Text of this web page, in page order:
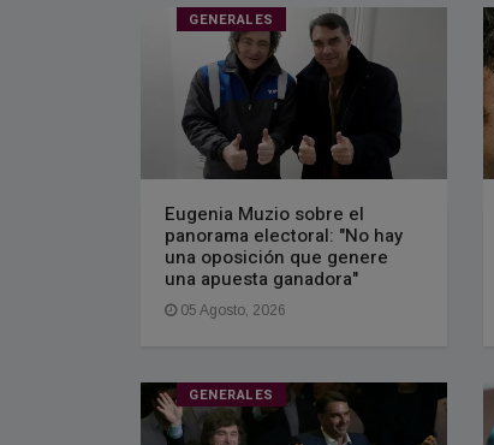
GENERALES
Eugenia Muzio sobre el
panorama electoral: "No hay
una oposición que genere
una apuesta ganadora"
05 Agosto, 2026
GENERALES